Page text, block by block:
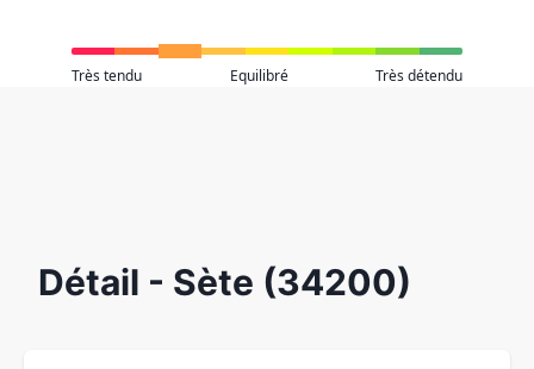
Très tendu Equilibré Très détendu
Détail - Sète (34200)